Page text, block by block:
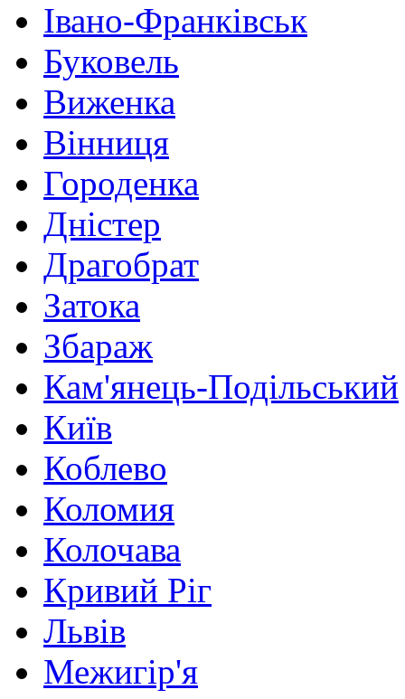
Івано-Франківськ
Буковель
Виженка
Вінниця
Городенка
Дністер
Драгобрат
Затока
Збараж
Кам'янець-Подільський
Київ
Коблево
Коломия
Колочава
Кривий Ріг
Львів
Межигір'я